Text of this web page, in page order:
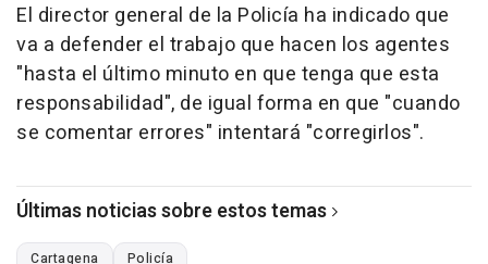
El director general de la Policía ha indicado que
va a defender el trabajo que hacen los agentes
"hasta el último minuto en que tenga que esta
responsabilidad", de igual forma en que "cuando
se comentar errores" intentará "corregirlos".
Últimas noticias sobre estos temas
Cartagena Policía